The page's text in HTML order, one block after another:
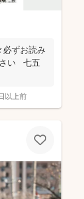
ずお読み
い 七五
以上前